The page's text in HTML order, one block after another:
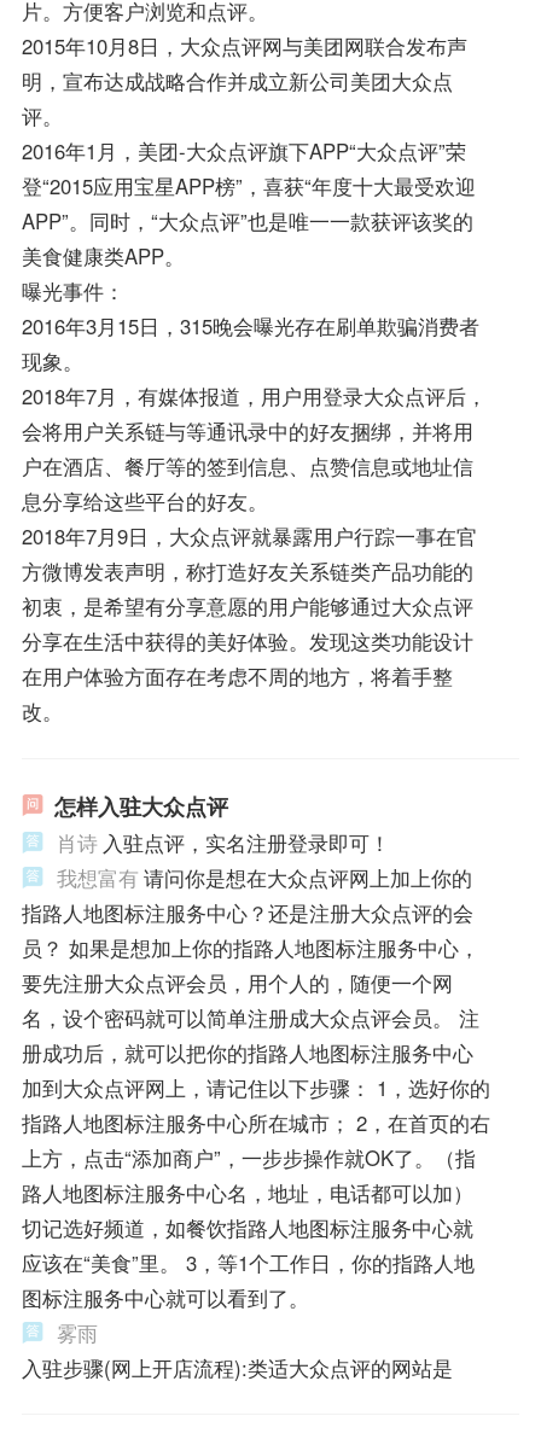
片。方便客户浏览和点评。
2015年10月8日，大众点评网与美团网联合发布声
明，宣布达成战略合作并成立新公司美团大众点
评。
2016年1月，美团-大众点评旗下APP“大众点评”荣
登“2015应用宝星APP榜”，喜获“年度十大最受欢迎
APP”。同时，“大众点评”也是唯一一款获评该奖的
美食健康类APP。
曝光事件：
2016年3月15日，315晚会曝光存在刷单欺骗消费者
现象。
2018年7月，有媒体报道，用户用登录大众点评后，
会将用户关系链与等通讯录中的好友捆绑，并将用
户在酒店、餐厅等的签到信息、点赞信息或地址信
息分享给这些平台的好友。
2018年7月9日，大众点评就暴露用户行踪一事在官
方微博发表声明，称打造好友关系链类产品功能的
初衷，是希望有分享意愿的用户能够通过大众点评
分享在生活中获得的美好体验。发现这类功能设计
在用户体验方面存在考虑不周的地方，将着手整
改。
怎样入驻大众点评
肖诗 入驻点评，实名注册登录即可！
我想富有 请问你是想在大众点评网上加上你的
指路人地图标注服务中心？还是注册大众点评的会
员？ 如果是想加上你的指路人地图标注服务中心，
要先注册大众点评会员，用个人的，随便一个网
名，设个密码就可以简单注册成大众点评会员。 注
册成功后，就可以把你的指路人地图标注服务中心
加到大众点评网上，请记住以下步骤： 1，选好你的
指路人地图标注服务中心所在城市； 2，在首页的右
上方，点击“添加商户”，一步步操作就OK了。（指
路人地图标注服务中心名，地址，电话都可以加）
切记选好频道，如餐饮指路人地图标注服务中心就
应该在“美食”里。 3，等1个工作日，你的指路人地
图标注服务中心就可以看到了。
雾雨
入驻步骤(网上开店流程):类适大众点评的网站是